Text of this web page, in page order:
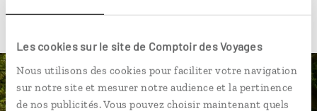
Les cookies sur le site de Comptoir des Voyages
Nous utilisons des cookies pour faciliter votre navigation
sur notre site et mesurer notre audience et la pertinence
de nos publicités. Vous pouvez choisir maintenant quels
Une envie de voyage